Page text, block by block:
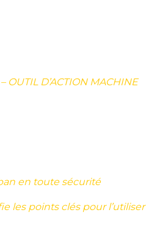
OUTIL D’ACTION MACHINE
en toute sécurité
les points clés pour l’utiliser